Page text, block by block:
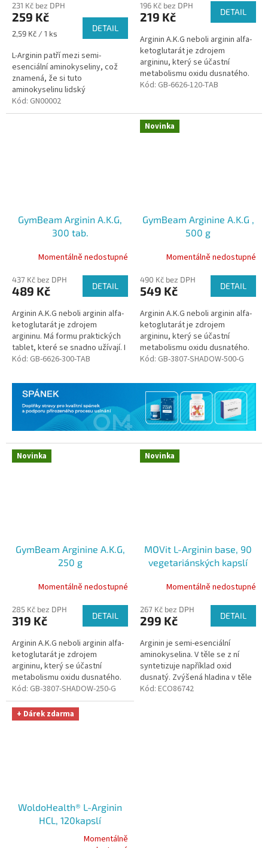
231 Kč bez DPH
259 Kč
Měrná
2,59 Kč / 1 ks
DETAIL
L-Arginin patří mezi semi-
esenciální aminokyseliny, což
znamená, že si tuto
aminokyselinu lidský
organismus za určitých
podmínek nedokáže vytvořit
Kód: GN00002
196 Kč bez DPH
219 Kč DETAIL
Arginin A.K.G neboli arginin alfa-
ketoglutarát je zdrojem
argininu, který se účastní
metabolismu oxidu dusnatého.
Jeho vyšší hladina v organismu
Kód: GB-6626-120-TAB
GymBeam Arginin A.K.G,
300 tab.
Momentálně nedostupné
437 Kč bez DPH
489 Kč DETAIL
Arginin A.K.G neboli arginin alfa-
ketoglutarát je zdrojem
argininu. Má formu praktických
tablet, které se snadno užívají. I
proto jsou populární mezi
Kód: GB-6626-300-TAB
Novinka
GymBeam Arginine A.K.G ,
500 g
Momentálně nedostupné
490 Kč bez DPH
549 Kč DETAIL
Arginin A.K.G neboli arginin alfa-
ketoglutarát je zdrojem
argininu, který se účastní
metabolismu oxidu dusnatého.
Jeho vyšší hladina v organismu
Kód: GB-3807-SHADOW-500-G
Novinka
GymBeam Arginine A.K.G,
250 g
Momentálně nedostupné
285 Kč bez DPH
319 Kč DETAIL
Arginin A.K.G neboli arginin alfa-
ketoglutarát je zdrojem
argininu, který se účastní
metabolismu oxidu dusnatého.
Jeho vyšší hladina v organismu
je spojena s efektivnějším...
Kód: GB-3807-SHADOW-250-G
Novinka
MOVit L-Arginin base, 90
vegetariánských kapslí
Momentálně nedostupné
267 Kč bez DPH
299 Kč DETAIL
Arginin je semi-esenciální
aminokyselina. V těle se z ní
syntetizuje například oxid
dusnatý. Zvýšená hladina v těle
je spojena s efektivnějším
Kód: ECO86742
+ Dárek zdarma
WoldoHealth® L-Arginin
HCL, 120kapslí
Momentálně